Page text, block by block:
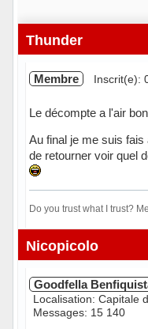
Thunder
Membre Inscrit(e):
Le décompte a l'air bon
Au final je me suis fais
de retourner voir quel
Do you trust what I trust?
Hors ligne
Nicopicolo
Goodfella
Localisation: Capitale
Messages: 15 140